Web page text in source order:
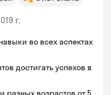
г.
во всех аспектах
достигать успехов в
разных возрастов от 5